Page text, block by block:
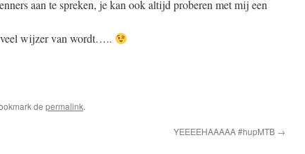
aan te spreken, je kan ook altijd proberen met mij een
veel wijzer van wordt…..
de permalink.
YEEEEHAAAAA #hupMTB →